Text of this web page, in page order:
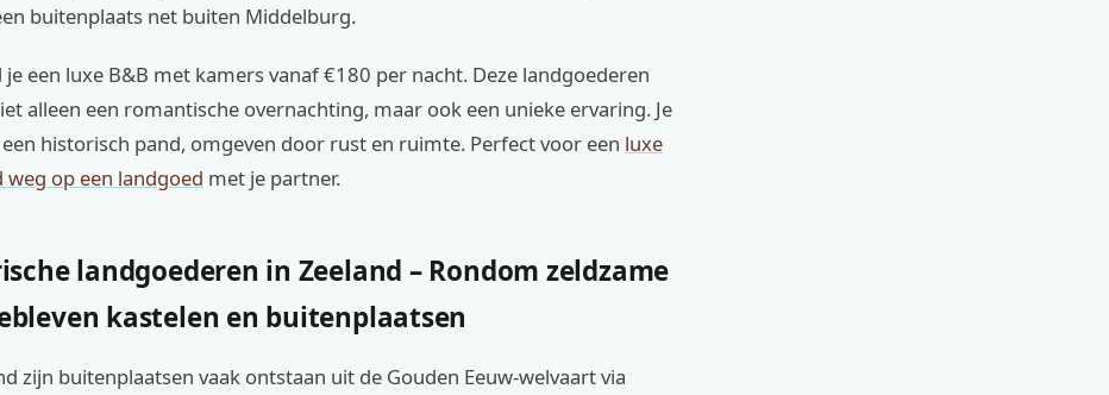
buitenplaats net buiten Middelburg.
je een luxe B&B met kamers vanaf €180 per nacht. Deze landgoederen
alleen een romantische overnachting, maar ook een unieke ervaring. Je
historisch pand, omgeven door rust en ruimte. Perfect voor een luxe
weg op een landgoed met je partner.
landgoederen in Zeeland – Rondom zeldzame
kastelen en buitenplaatsen
zijn buitenplaatsen vaak ontstaan uit de Gouden Eeuw-welvaart via